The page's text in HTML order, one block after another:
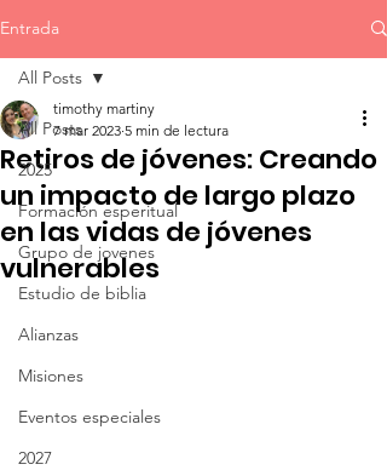
Entrada
All Posts
2025
Formación esperitual
Grupo de jovenes
Estudio de biblia
Alianzas
Misiones
Eventos especiales
2027
All Posts
Retiros de jóvenes: Creando
un impacto de largo plazo
en las vidas de jóvenes
vulnerables
timothy martiny
7 mar 2023 5 min de lectura